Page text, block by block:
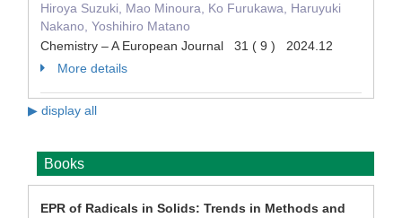
Hiroya Suzuki, Mao Minoura, Ko Furukawa, Haruyuki
Nakano, Yoshihiro Matano
Chemistry – A European Journal 31 ( 9 ) 2024.12
More details
▶ display all
Books
EPR of Radicals in Solids: Trends in Methods and